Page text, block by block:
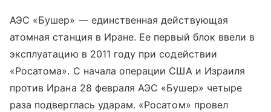
АЭС «Бушер» — единственная действующая
атомная станция в Иране. Ее первый блок ввели в
эксплуатацию в 2011 году при содействии
«Росатома». С начала операции США и Израиля
против Ирана 28 февраля АЭС «Бушер» четыре
раза подверглась ударам. «Росатом» провел